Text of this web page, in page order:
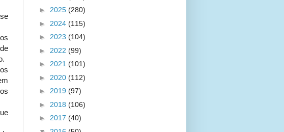
► 2025 (280)
► 2024 (115)
► 2023 (104)
► 2022 (99)
► 2021 (101)
► 2020 (112)
► 2019 (97)
► 2018 (106)
► 2017 (40)